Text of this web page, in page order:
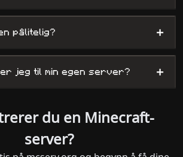
pålitelig? +
jeg til min egen server? +
du en Minecraft-
server?